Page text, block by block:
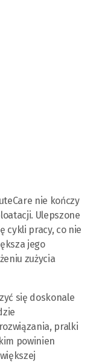
nie kończy
Ulepszone
cykli pracy, co nie
jego
zużycia
się doskonale
pralki
powinien